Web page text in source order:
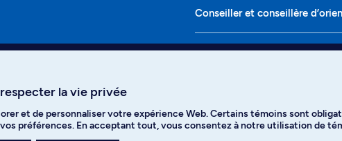
Conseiller et conseillère
Programmes et cours
TikTok YouTube Spotify
la vie privée
et de personnaliser votre expérience Web. Certains témoins sont
préférences. En acceptant tout, vous consentez à notre utilisation de